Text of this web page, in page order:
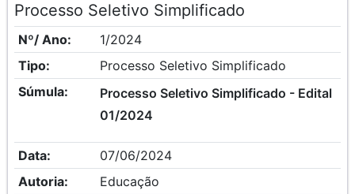
Processo Seletivo Simplificado
Nº/ Ano:
1/2024
Tipo:
Processo Seletivo Simplificado
Súmula:
Processo Seletivo Simplificado - Edital
01/2024
Data:
07/06/2024
Autoria:
Educação